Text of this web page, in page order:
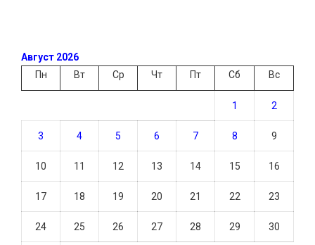
Август 2026
Пн
Вт Ср Чт Пт Сб Вс
1 2
3 4 5 6 7 8 9
10 11 12 13 14 15 16
17 18 19 20 21 22 23
24 25 26 27 28 29 30